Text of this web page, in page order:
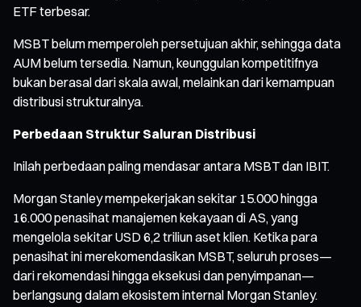
ETF terbesar.
MSBT belum memperoleh persetujuan akhir, sehingga data
AUM belum tersedia. Namun, keunggulan kompetitifnya
bukan berasal dari skala awal, melainkan dari kemampuan
distribusi strukturalnya.
Perbedaan Struktur Saluran Distribusi
Inilah perbedaan paling mendasar antara MSBT dan IBIT.
Morgan Stanley mempekerjakan sekitar 15.000 hingga
16.000 penasihat manajemen kekayaan di AS, yang
mengelola sekitar USD 6,2 triliun aset klien. Ketika para
penasihat ini merekomendasikan MSBT, seluruh proses—
dari rekomendasi hingga eksekusi dan penyimpanan—
berlangsung dalam ekosistem internal Morgan Stanley.